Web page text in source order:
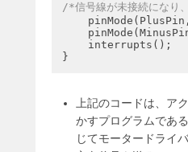
/*信号線が未接続になり
    interrupts();
上記のコードは、ア
かすプログラムであ
じてモータードライ